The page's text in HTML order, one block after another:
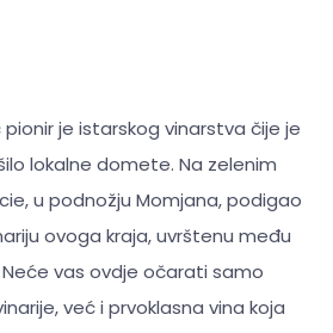
je istarskog vinarstva čije je
lokalne domete. Na zelenim
u podnožju Momjana, podigao
ovoga kraja, uvrštenu među
vas ovdje očarati samo
već i prvoklasna vina koja